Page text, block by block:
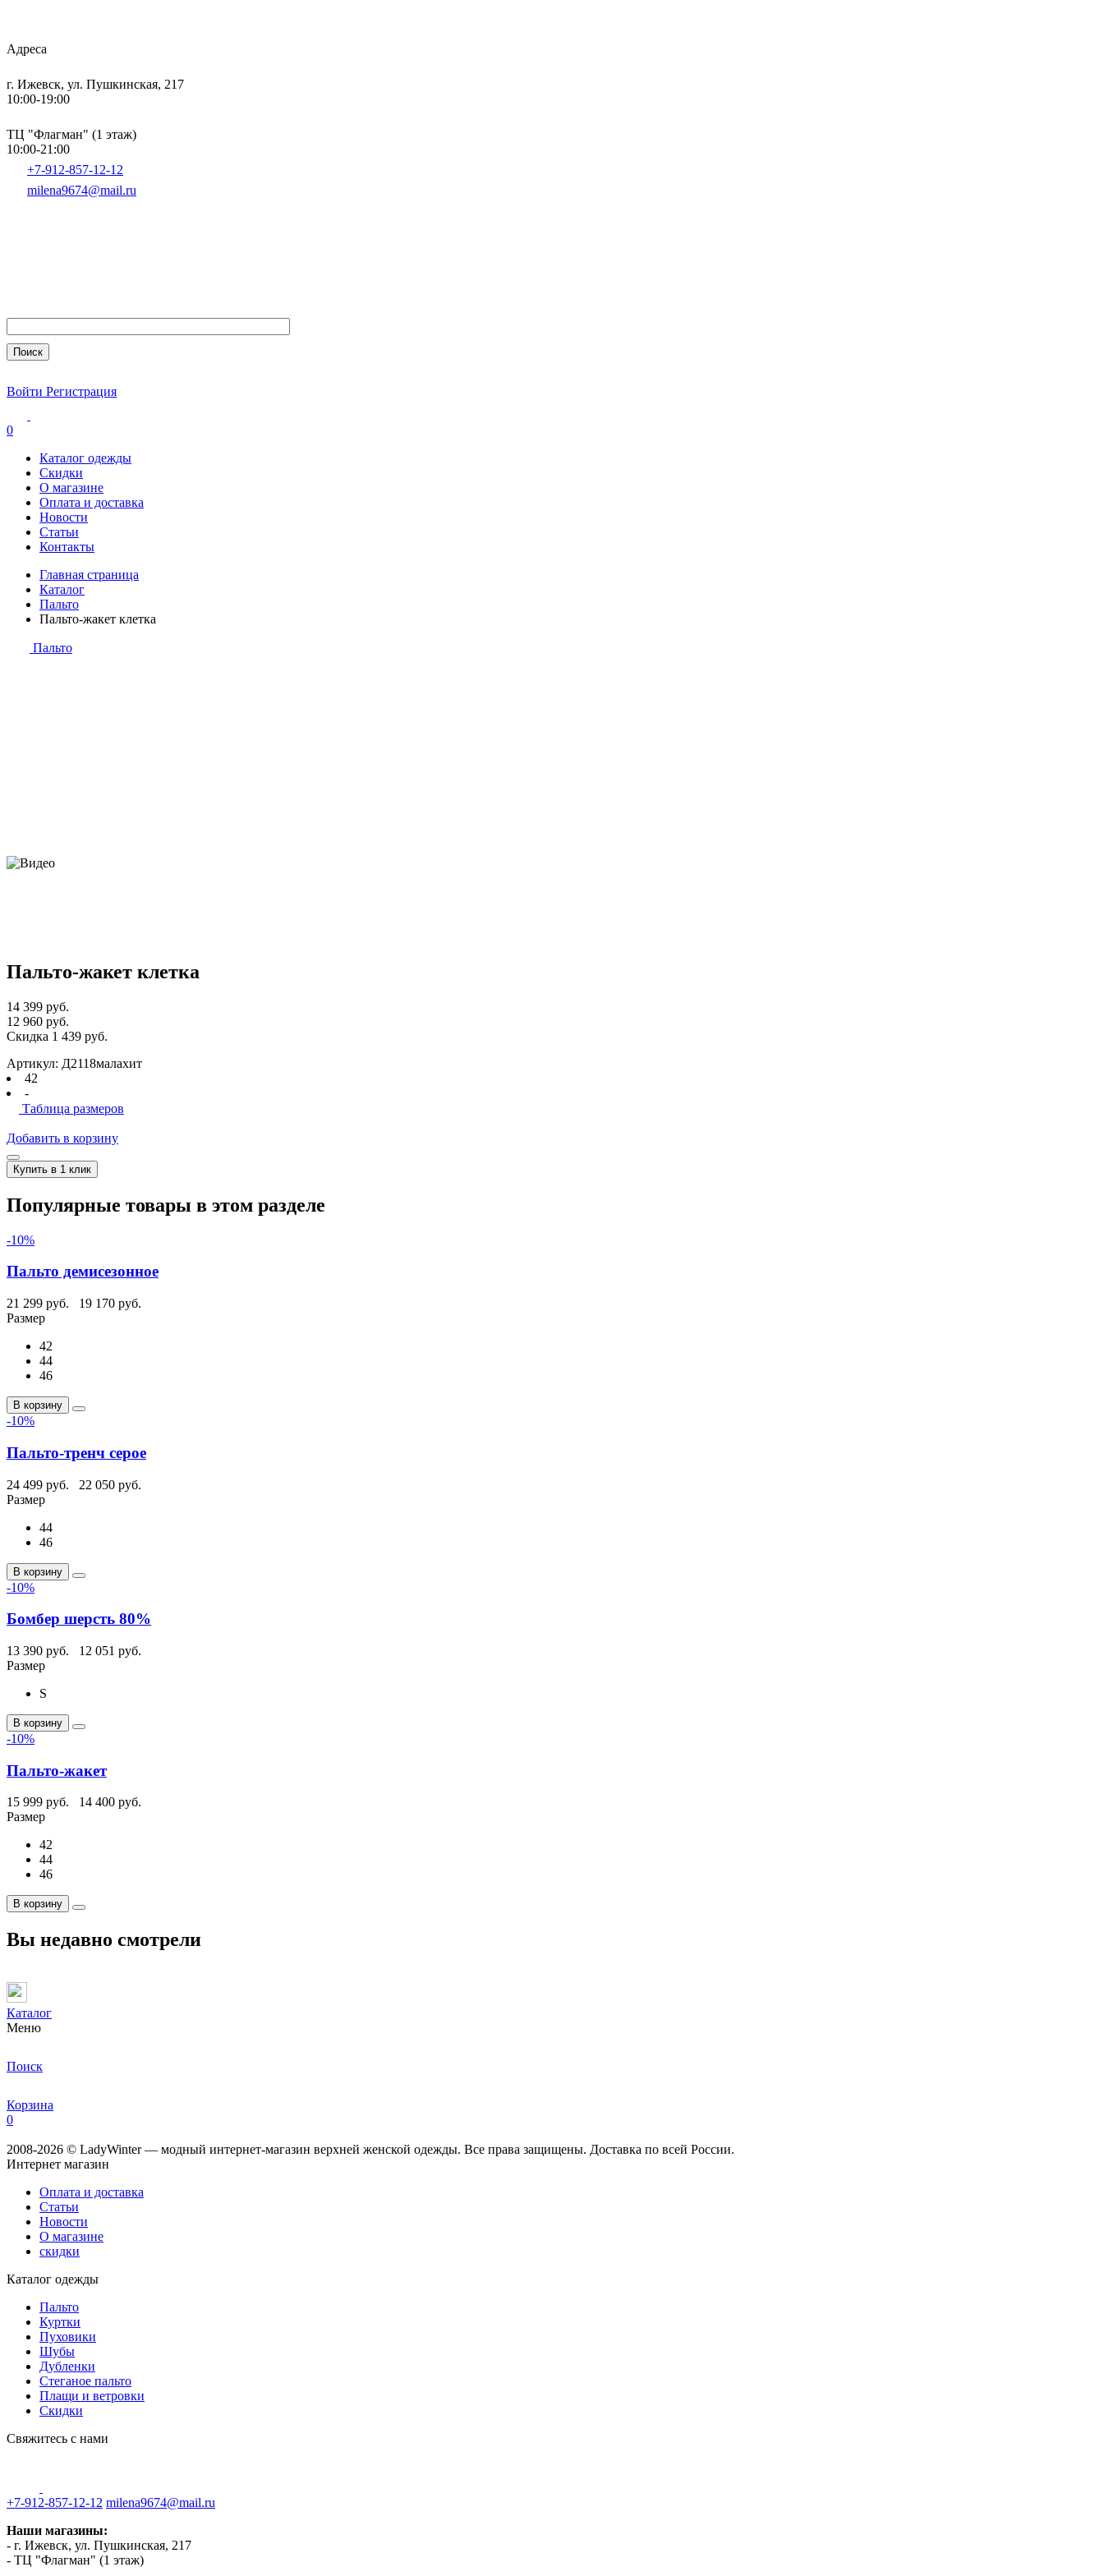
Адреса
г. Ижевск, ул. Пушкинская, 217
10:00-19:00
ТЦ "Флагман" (1 этаж)
10:00-21:00
+7-912-857-12-12
milena9674@mail.ru
Войти Регистрация
0
Каталог одежды
Скидки
О магазине
Оплата и доставка
Новости
Статьи
Контакты
Главная страница
Каталог
Пальто
Пальто-жакет клетка
Пальто
Пальто-жакет клетка
14 399 руб.
12 960 руб.
Скидка 1 439 руб.
Артикул: Д2118малахит
42
-
Таблица размеров
Добавить в корзину
Купить в 1 клик
Популярные товары в этом разделе
-10%
Пальто демисезонное
21 299 руб.
19 170 руб.
Размер
42
44
46
В корзину
-10%
Пальто-тренч серое
24 499 руб.
22 050 руб.
Размер
44
46
В корзину
-10%
Бомбер шерсть 80%
13 390 руб.
12 051 руб.
Размер
S
В корзину
-10%
Пальто-жакет
15 999 руб.
14 400 руб.
Размер
42
44
46
В корзину
Вы недавно смотрели
Каталог
Меню
Поиск
Корзина
0
2008-2026 © LadyWinter — модный интернет-магазин верхней женской одежды. Все права защищены. Доставка по всей России.
Интернет магазин
Оплата и доставка
Статьи
Новости
О магазине
скидки
Каталог одежды
Пальто
Куртки
Пуховики
Шубы
Дубленки
Стеганое пальто
Плащи и ветровки
Скидки
Свяжитесь с нами
+7-912-857-12-12 milena9674@mail.ru
Наши магазины:
- г. Ижевск, ул. Пушкинская, 217
- ТЦ "Флагман" (1 этаж)